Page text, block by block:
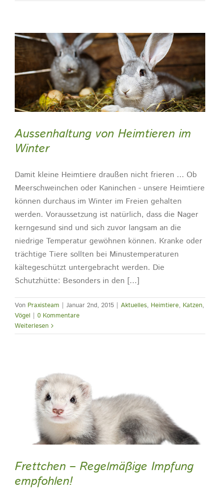
Aussenhaltung von Heimtieren im
Winter
Damit kleine Heimtiere draußen nicht frieren ... Ob
Meerschweinchen oder Kaninchen - unsere Heimtiere
können durchaus im Winter im Freien gehalten
werden. Voraussetzung ist natürlich, dass die Nager
kerngesund sind und sich zuvor langsam an die
niedrige Temperatur gewöhnen können. Kranke oder
trächtige Tiere sollten bei Minustemperaturen
kältegeschützt untergebracht werden. Die
Schutzhütte: Besonders in den [...]
Von Praxisteam | Januar 2nd, 2015 | Aktuelles, Heimtiere, Katzen,
Vögel | 0 Kommentare
Weiterlesen
Frettchen – Regelmäßige Impfung
empfohlen!